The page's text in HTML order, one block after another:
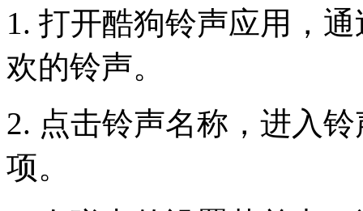
1. 打开酷狗铃声应用，
欢的铃声。
2. 点击铃声名称，进入
项。